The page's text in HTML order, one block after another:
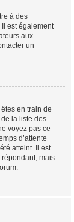
à des
est également
aux
un
en train de
la liste des
voyez pas ce
d’attente
atteint. Il est
mais